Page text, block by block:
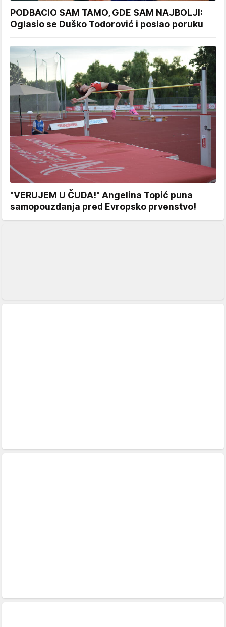
PODBACIO SAM TAMO, GDE SAM NAJBOLJI:
Oglasio se Duško Todorović i poslao poruku
"VERUJEM U ČUDA!" Angelina Topić puna
samopouzdanja pred Evropsko prvenstvo!